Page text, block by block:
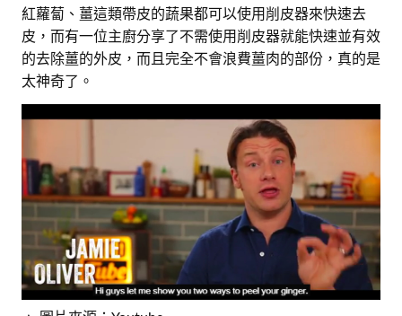
紅蘿蔔、薑這類帶皮的蔬果都可以使用削皮器來快速去
皮，而有一位主廚分享了不需使用削皮器就能快速並有效
的去除薑的外皮，而且完全不會浪費薑肉的部份，真的是
太神奇了。